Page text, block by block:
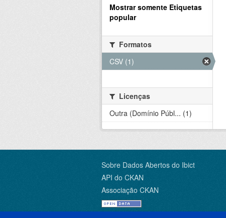
Mostrar somente Etiquetas
popular
Formatos
CSV (1)
Licenças
Outra (Domínio Públ... (1)
Sobre Dados Abertos do Ibict
API do CKAN
Associação CKAN